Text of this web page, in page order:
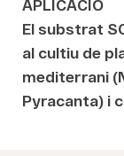
APLICACIÓ
El substrat
al cultiu de
mediterrani
Pyracanta) i